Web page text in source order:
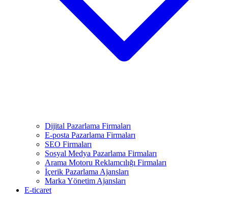
Dijital Pazarlama Firmaları
E-posta Pazarlama Firmaları
SEO Firmaları
Sosyal Medya Pazarlama Firmaları
Arama Motoru Reklamcılığı Firmaları
İçerik Pazarlama Ajansları
Marka Yönetim Ajansları
E-ticaret